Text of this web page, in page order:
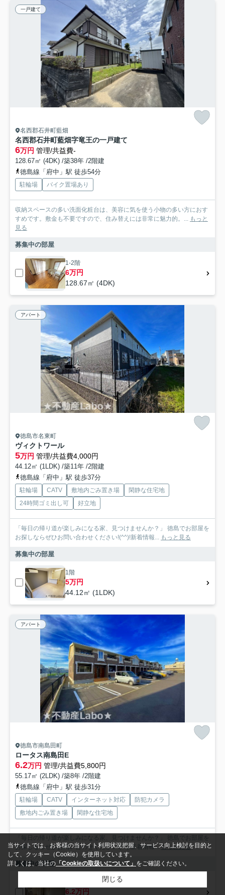
一戸建て
名西郡石井町藍畑
名西郡石井町藍畑字竜王の一戸建て
6万円 管理/共益費-
128.67㎡ (4DK) /築38年 /2階建
徳島線「府中」駅 徒歩54分
駐輪場 バイク置場あり
収納スペースの多い洗面化粧台は、美容に気を使う小物の多い方におす
すめです。敷金も不要ですので、住み替えには非常に魅力的。...
もっと
見る
募集中の部屋
1-2階
6万円
128.67㎡ (4DK)
アパート
徳島市名東町
ヴィクトワール
5万円 管理/共益費4,000円
44.12㎡ (1LDK) /築11年 /2階建
徳島線「府中」駅 徒歩37分
駐輪場 CATV 敷地内ごみ置き場
閑静な住宅地
24時間ゴミ出し可
好立地
「毎日の帰り道が楽しみになる家、見つけませんか？」 徳島でお部屋を
お探しならぜひお問い合わせください!(^^)!新着情報...
もっと見る
募集中の部屋
1階
5万円
44.12㎡ (1LDK)
アパート
徳島市南島田町
ロータス南島田E
6.2万円 管理/共益費5,800円
55.17㎡ (2LDK) /築8年 /2階建
徳島線「府中」駅 徒歩31分
駐輪場 CATV インターネット対応
防犯カメラ
敷地内ごみ置き場
閑静な住宅地
「毎日の帰り道が楽しみになる家、見つけませんか？」 徳島でお部屋を
お探しならぜひお問い合わせください!(^^)!新着情報...もっと見る
募集中の部屋
6.2万円
当サイトでは、お客様の当サイト利用状況把握、サービス向上検討を目的と
して、クッキー（Cookie）を使用しています。
詳しくは、当社の 「Cookieの取扱いについて」 をご確認ください。
閉じる